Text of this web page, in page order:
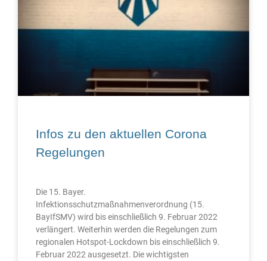
Infos zu den aktuellen Corona
Regelungen
Die 15. Bayer.
Infektionsschutzmaßnahmenverordnung (15.
BayIfSMV) wird bis einschließlich 9. Februar 2022
verlängert. Weiterhin werden die Regelungen zum
regionalen Hotspot-Lockdown bis einschließlich 9.
Februar 2022 ausgesetzt. Die wichtigsten